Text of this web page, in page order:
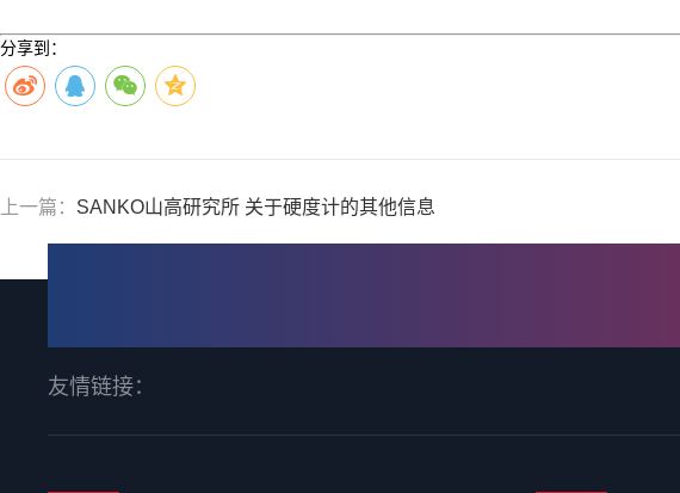
分享到：
上一篇： SANKO山高研究所 关于硬度计的其他信息
友情链接：